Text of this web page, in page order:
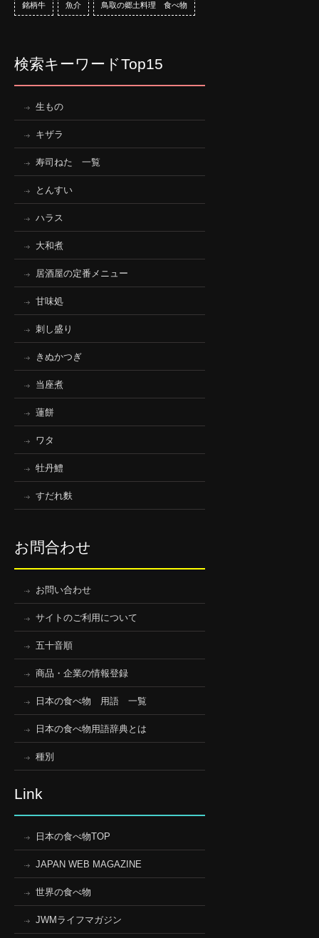
銘柄牛 魚介 鳥取の郷土料理 食べ物
検索キーワードTop15
生もの
キザラ
寿司ねた 一覧
とんすい
ハラス
大和煮
居酒屋の定番メニュー
甘味処
刺し盛り
きぬかつぎ
当座煮
蓮餅
ワタ
牡丹鱧
すだれ麩
お問合わせ
お問い合わせ
サイトのご利用について
五十音順
商品・企業の情報登録
日本の食べ物 用語 一覧
日本の食べ物用語辞典とは
種別
Link
日本の食べ物TOP
JAPAN WEB MAGAZINE
世界の食べ物
JWMライフマガジン